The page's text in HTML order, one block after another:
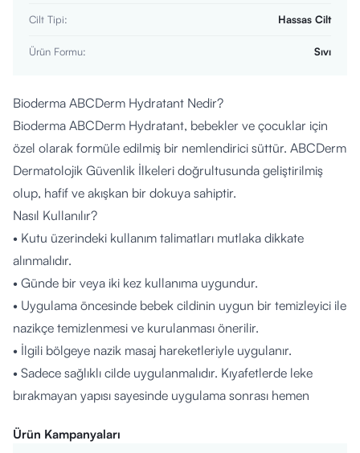
Cilt Tipi: Hassas Cilt
Ürün Formu: Sıvı
Bioderma ABCDerm Hydratant Nedir?
Bioderma ABCDerm Hydratant, bebekler ve çocuklar için
özel olarak formüle edilmiş bir nemlendirici süttür. ABCDerm
Dermatolojik Güvenlik İlkeleri doğrultusunda geliştirilmiş
olup, hafif ve akışkan bir dokuya sahiptir.
Nasıl Kullanılır?
• Kutu üzerindeki kullanım talimatları mutlaka dikkate
alınmalıdır.
• Günde bir veya iki kez kullanıma uygundur.
• Uygulama öncesinde bebek cildinin uygun bir temizleyici ile
nazikçe temizlenmesi ve kurulanması önerilir.
• İlgili bölgeye nazik masaj hareketleriyle uygulanır.
• Sadece sağlıklı cilde uygulanmalıdır. Kıyafetlerde leke
bırakmayan yapısı sayesinde uygulama sonrası hemen
Kimler Kullanabilir?
Ürün Kampanyaları